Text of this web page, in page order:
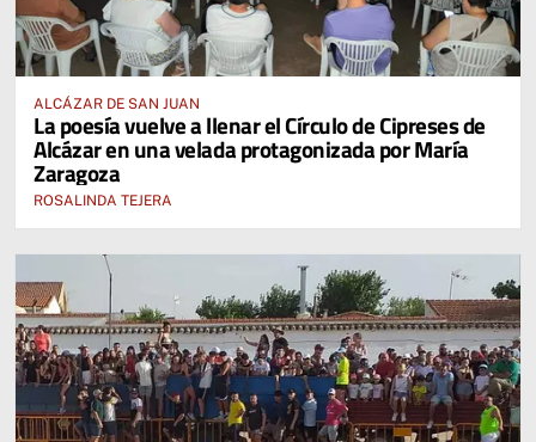
ALCÁZAR DE SAN JUAN
La poesía vuelve a llenar el Círculo de Cipreses de
Alcázar en una velada protagonizada por María
Zaragoza
ROSALINDA TEJERA